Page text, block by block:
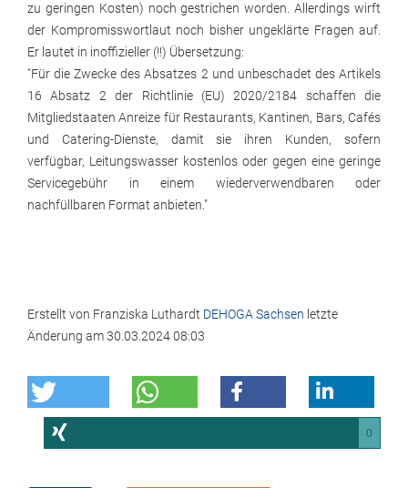
zu geringen Kosten) noch gestrichen worden. Allerdings wirft
der Kompromisswortlaut noch bisher ungeklärte Fragen auf.
Er lautet in inoffizieller (!!) Übersetzung:
"Für die Zwecke des Absatzes 2 und unbeschadet des Artikels
16 Absatz 2 der Richtlinie (EU) 2020/2184 schaffen die
Mitgliedstaaten Anreize für Restaurants, Kantinen, Bars, Cafés
und Catering-Dienste, damit sie ihren Kunden, sofern
verfügbar, Leitungswasser kostenlos oder gegen eine geringe
Servicegebühr in einem wiederverwendbaren oder
nachfüllbaren Format anbieten."
Erstellt von Franziska Luthardt DEHOGA Sachsen letzte
Änderung am30.03.2024 08:03
0